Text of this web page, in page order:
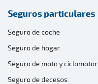
Seguros particulares
Seguro de coche
Seguro de hogar
Seguro de moto y ciclomotor
Seguro de decesos